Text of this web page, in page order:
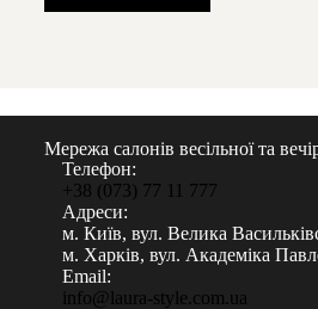
Мережа салонів весільної та
Телефон:
+38 (073) 77 11 777
Адреси:
м. Київ, вул. Велика
м. Харків, вул. Академіка
Email:
info@laura-style.com.ua